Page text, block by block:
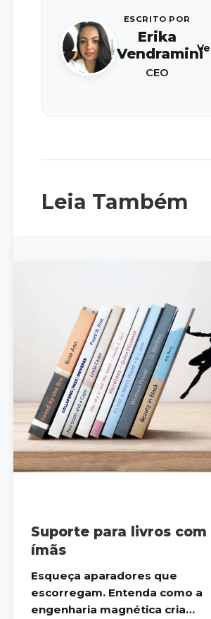
ESCRITO POR
Erika
Vendramini
CEO
Leia Também
Suporte para livros com
ímãs
Esqueça aparadores que
escorregam. Entenda como a
engenharia magnética cria